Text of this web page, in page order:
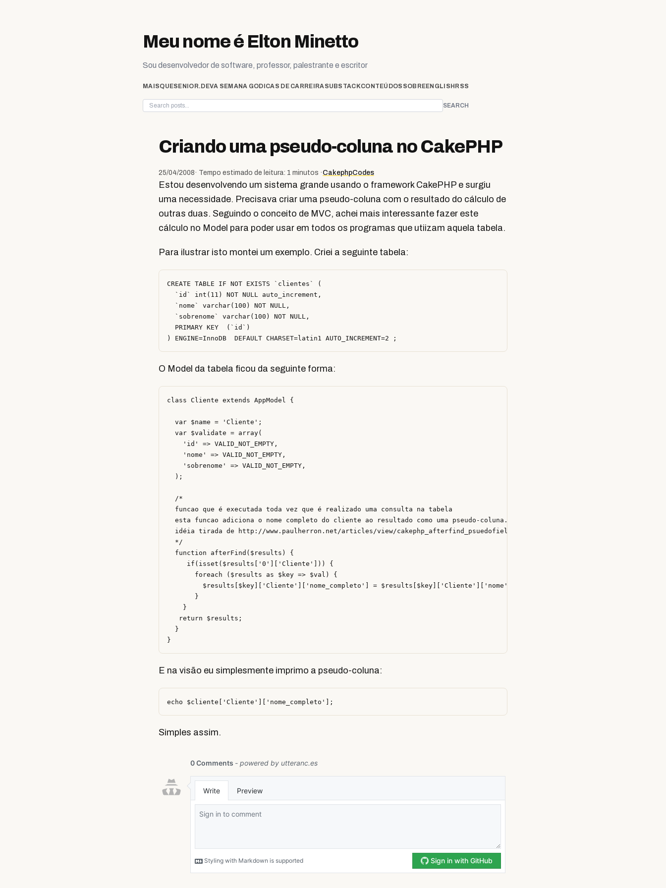
Meu nome é Elton Minetto
Sou desenvolvedor de software, professor, palestrante e escritor
MAISQUESENIOR.DEVA SEMANA GODICAS DE CARREIRASUBSTACKCONTEÚDOS SOBREENGLISH RSS
SEARCH
Criando uma pseudo-coluna no CakePHP
25/04/2008· Tempo estimado de leitura: 1 minutos · CakephpCodes
Estou desenvolvendo um sistema grande usando o framework CakePHP e surgiu
uma necessidade. Precisava criar uma pseudo-coluna com o resultado do cálculo de
outras duas. Seguindo o conceito de MVC, achei mais interessante fazer este
cálculo no Model para poder usar em todos os programas que utiizam aquela tabela.
Para ilustrar isto montei um exemplo. Criei a seguinte tabela:
CREATE TABLE IF NOT EXISTS `clientes` (
  `id` int(11) NOT NULL auto_increment,
  `nome` varchar(100) NOT NULL,
  `sobrenome` varchar(100) NOT NULL,
  PRIMARY KEY  (`id`)
O Model da tabela ficou da seguinte forma:
class Cliente extends AppModel {
  var $name = 'Cliente';
  var $validate = array(
);
  /*
  funcao que é executada toda vez que é realizado uma consulta na tabela
  esta funcao adiciona o nome completo do cliente ao resultado como uma pseudo-coluna.
  idéia tirada de http://www.paulherron.net/articles/view/cakephp_afterfind_psuedofield
  */
  function afterFind($results) {
if(isset($results['0']['Cliente'])) {
       foreach ($results as $key => $val) {
$results[$key]['Cliente']['nome_completo'] = $results[$key]['Cliente']['nome']  .
       }
    }
   return $results;
  }
E na visão eu simplesmente imprimo a pseudo-coluna:
Simples assim.